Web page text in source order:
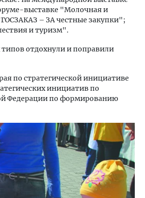
выставке "Молочная и
– ЗА честные закупки";
и туризм".
типов отдохнули и поправили
по стратегической инициативе
инициатив по
Федерации по формированию